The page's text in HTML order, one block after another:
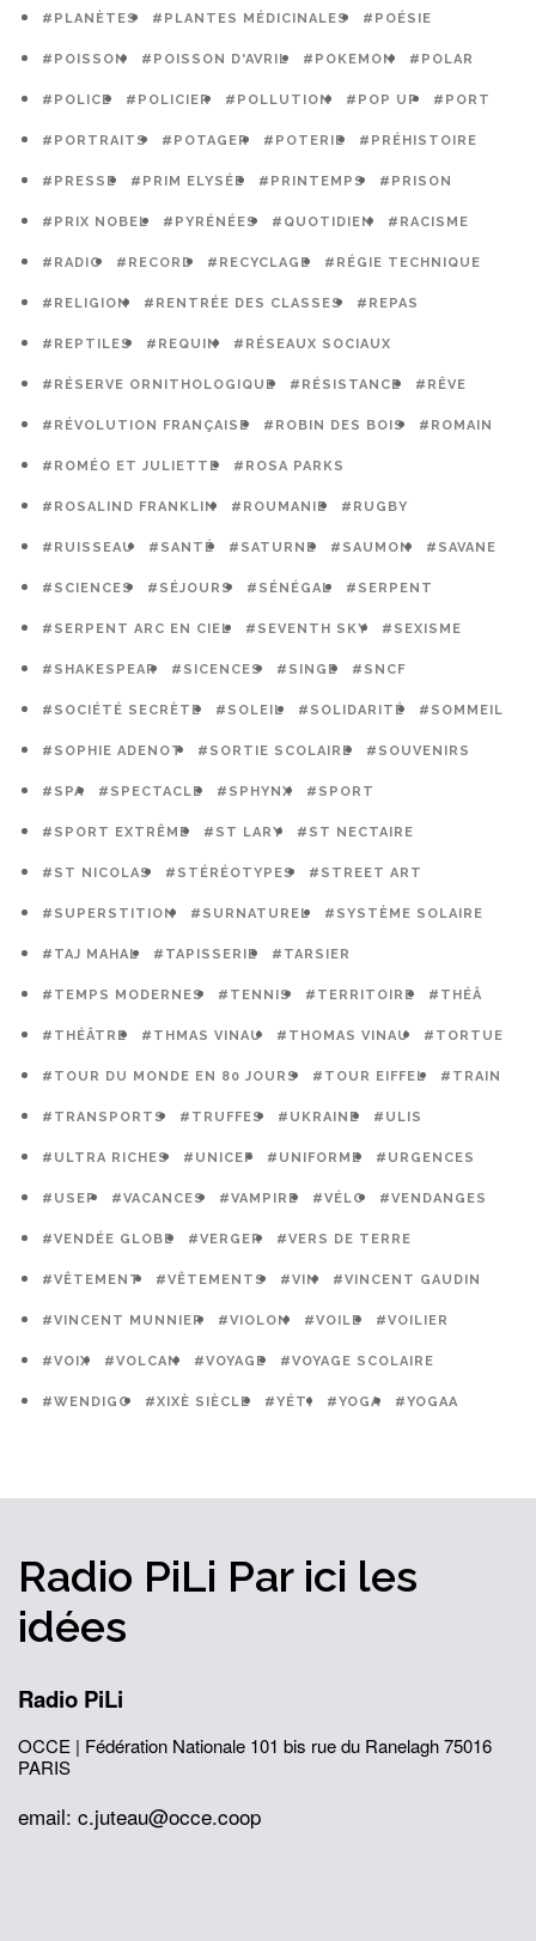
#PLANÈTES #PLANTES MÉDICINALES #POÉSIE
#POISSON #POISSON D'AVRIL #POKEMON #POLAR
#POLICE #POLICIER #POLLUTION #POP UP #PORT
#PORTRAITS #POTAGER #POTERIE #PRÉHISTOIRE
#PRESSE #PRIM ELYSÉE #PRINTEMPS #PRISON
#PRIX NOBEL #PYRÉNÉES #QUOTIDIEN #RACISME
#RADIO #RECORD #RECYCLAGE #RÉGIE TECHNIQUE
#RELIGION #RENTRÉE DES CLASSES #REPAS
#REPTILES #REQUIN #RÉSEAUX SOCIAUX
#RÉSERVE ORNITHOLOGIQUE #RÉSISTANCE #RÊVE
#RÉVOLUTION FRANÇAISE #ROBIN DES BOIS #ROMAIN
#ROMÉO ET JULIETTE #ROSA PARKS
#ROSALIND FRANKLIN #ROUMANIE #RUGBY
#RUISSEAU #SANTÉ #SATURNE #SAUMON #SAVANE
#SCIENCES #SÉJOURS #SÉNÉGAL #SERPENT
#SERPENT ARC EN CIEL #SEVENTH SKY #SEXISME
#SHAKESPEAR #SICENCES #SINGE #SNCF
#SOCIÉTÉ SECRÈTE #SOLEIL #SOLIDARITÉ #SOMMEIL
#SOPHIE ADENOT #SORTIE SCOLAIRE #SOUVENIRS
#SPA #SPECTACLE #SPHYNX #SPORT
#SPORT EXTRÊME #ST LARY #ST NECTAIRE
#ST NICOLAS #STÉRÉOTYPES #STREET ART
#SUPERSTITION #SURNATUREL #SYSTÈME SOLAIRE
#TAJ MAHAL #TAPISSERIE #TARSIER
#TEMPS MODERNES #TENNIS #TERRITOIRE #THÉÂ
#THÉÂTRE #THMAS VINAU #THOMAS VINAU #TORTUE
#TOUR DU MONDE EN 80 JOURS #TOUR EIFFEL #TRAIN
#TRANSPORTS #TRUFFES #UKRAINE #ULIS
#ULTRA RICHES #UNICEF #UNIFORME #URGENCES
#USEP #VACANCES #VAMPIRE #VÉLO #VENDANGES
#VENDÉE GLOBE #VERGER #VERS DE TERRE
#VÊTEMENT #VÊTEMENTS #VIN #VINCENT GAUDIN
#VINCENT MUNNIER #VIOLON #VOILE #VOILIER
#VOIX #VOLCAN #VOYAGE #VOYAGE SCOLAIRE
#WENDIGO #XIXÈ SIÈCLE #YÉTI #YOGA #YOGAA
Radio PiLi Par ici les
idées
Radio PiLi
OCCE | Fédération Nationale 101 bis rue du Ranelagh75016
PARIS
email: c.juteau@occe.coop